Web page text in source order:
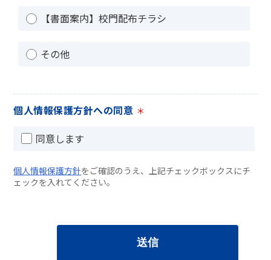
【書面案内】校門配布チラシ
その他
個人情報保護方針への同意 ＊
同意します
個人情報保護方針をご確認のうえ、上記チェックボックスにチ
ェックを入れてください。